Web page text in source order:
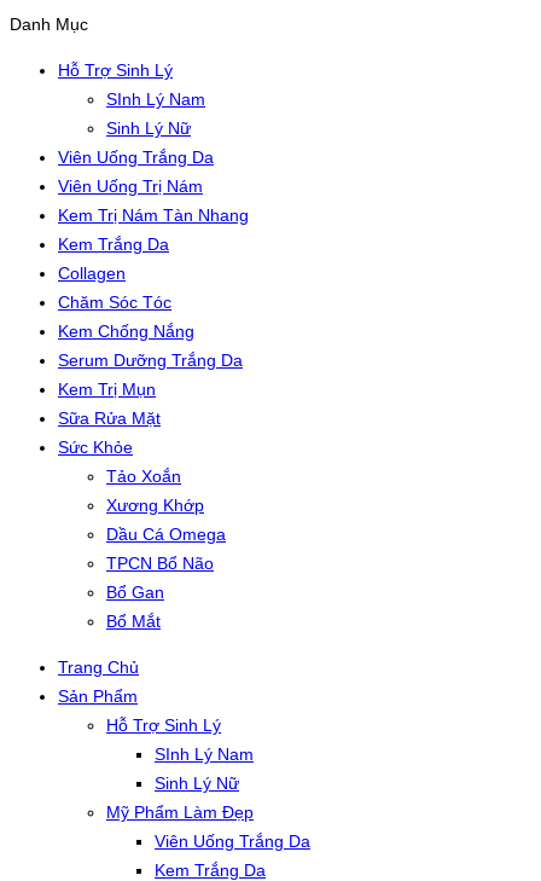
Danh Mục
Hỗ Trợ Sinh Lý
SInh Lý Nam
Sinh Lý Nữ
Viên Uống Trắng Da
Viên Uống Trị Nám
Kem Trị Nám Tàn Nhang
Kem Trắng Da
Collagen
Chăm Sóc Tóc
Kem Chống Nắng
Serum Dưỡng Trắng Da
Kem Trị Mụn
Sữa Rửa Mặt
Sức Khỏe
Tảo Xoắn
Xương Khớp
Dầu Cá Omega
TPCN Bổ Não
Bổ Gan
Bổ Mắt
Trang Chủ
Sản Phẩm
Hỗ Trợ Sinh Lý
SInh Lý Nam
Sinh Lý Nữ
Mỹ Phẩm Làm Đẹp
Viên Uống Trắng Da
Kem Trắng Da